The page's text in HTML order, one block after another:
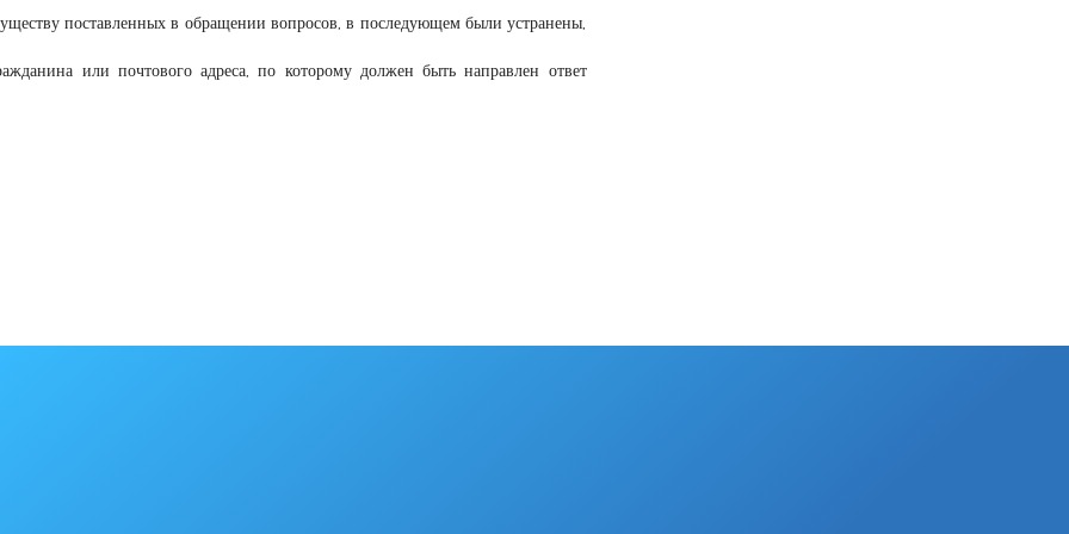
поставленных в обращении вопросов, в последующем были устранены,
или почтового адреса, по которому должен быть направлен ответ